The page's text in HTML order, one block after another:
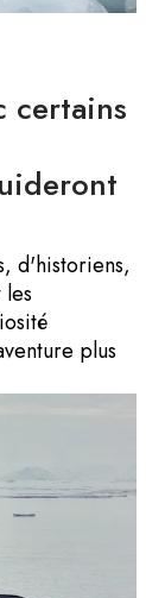
certains
d'historiens,
plus